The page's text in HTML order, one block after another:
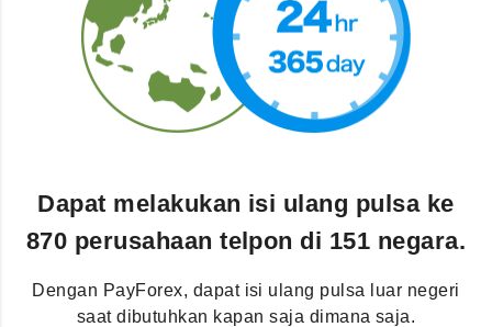
Dapat melakukan isi ulang pulsa ke
870 perusahaan telpon di 151 negara.
Dengan PayForex, dapat isi ulang pulsa luar negeri
saat dibutuhkan kapan saja dimana saja.